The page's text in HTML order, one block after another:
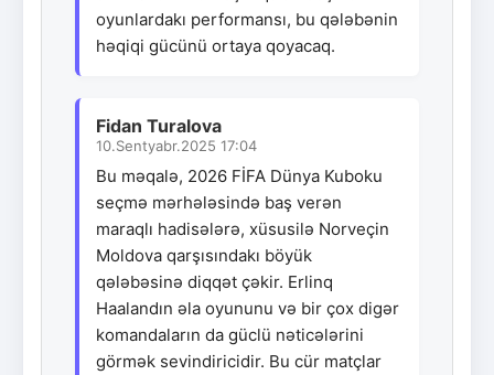
oyunlardakı performansı, bu qələbənin
həqiqi gücünü ortaya qoyacaq.
Fidan Turalova
10.Sentyabr.2025 17:04
Bu məqalə, 2026 FİFA Dünya Kuboku
seçmə mərhələsində baş verən
maraqlı hadisələrə, xüsusilə Norveçin
Moldova qarşısındakı böyük
qələbəsinə diqqət çəkir. Erlinq
Haalandın əla oyununu və bir çox digər
komandaların da güclü nəticələrini
görmək sevindiricidir. Bu cür matçlar